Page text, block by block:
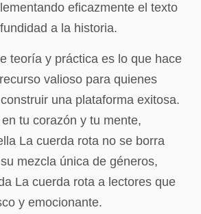
eficazmente el texto
a la historia.
teoría y práctica es lo que hace
valioso para quienes
una plataforma exitosa.
tu corazón y tu mente,
La cuerda rota no se borra
mezcla única de géneros,
La cuerda rota a lectores que
y emocionante.